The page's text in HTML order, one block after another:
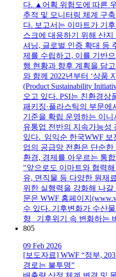
다. ▲어획 위험도에 따른
추적 및 모니터링 체계 구
다. 보고서는 이마트가 기
스크에 대응하기 위해 산지
셔닝, 글로벌 인증 확대 등
제를 수립하고, 이를 기반
행 현황과 향후 계획을 담
와 함께 2022년부터 ‘상품
(Product Sustainability
오고 있다. PSI는 친환경상
패키징·플라스틱의 부문에
기준을 확립 운영하는 이
유통업 전반의 지속가능성
있다. 임익순 한국WWF 보
업의 공급망 전환은 단순
환경, 경제를 아우르는 통
"앞으로도 이마트와 협력
유, 면직물 등 다양한 원재
위한 실행력을 강화해 나
문은 WWF 홈페이지
수 있다. 기후변화가 수산
향 기후위기 속 변화하는
805
09 Feb 2026
[보도자료] WWF “정부,
경로는 불투명”